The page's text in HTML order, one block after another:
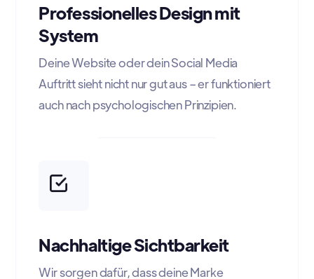
Professionelles Design mit
System
Deine Website oder dein Social Media
Auftritt sieht nicht nur gut aus – er funktioniert
auch nach psychologischen Prinzipien.
Nachhaltige Sichtbarkeit
Wir sorgen dafür, dass deine Marke